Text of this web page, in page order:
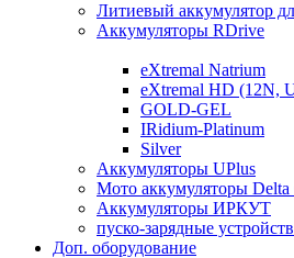
Литиевый аккумулятор
Аккумуляторы RDrive
eXtremal Natrium
eXtremal HD (12N,
GOLD-GEL
IRidium-Platinum
Silver
Аккумуляторы UPlus
Мото аккумуляторы Delta
Аккумуляторы ИРКУТ
пуско-зарядные
Доп. оборудование